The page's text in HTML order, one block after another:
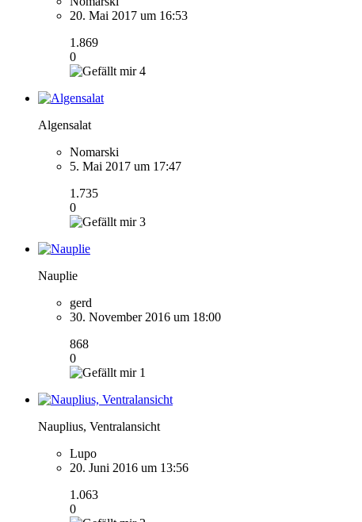
20. Mai 2017 um 16:53
1.869
0
4
Algensalat
Nomarski
5. Mai 2017 um 17:47
1.735
0
3
Nauplie
gerd
30. November 2016 um 18:00
868
0
1
Nauplius, Ventralansicht
Lupo
20. Juni 2016 um 13:56
1.063
0